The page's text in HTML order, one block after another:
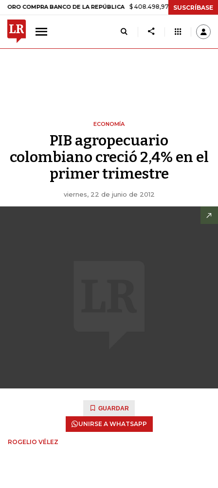
COMPRA BANCO DE LA REPÚBLICA $ 408.498,97 +$ 8.753,81 +2,19%
SUSCRÍBASE
ECONOMÍA
PIB agropecuario
colombiano creció 2,4% en el
primer trimestre
viernes, 22 de junio de 2012
GUARDAR
UNIRSE A WHATSAPP
ROGELIO VÉLEZ